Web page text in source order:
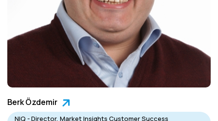
Berk Özdemir
NIQ - Director, Market Insights Customer Success